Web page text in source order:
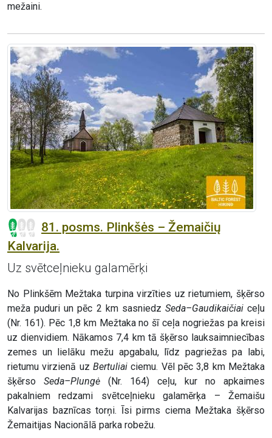
mežaini.
81. posms. Plinkšės – Žemaičių
Kalvarija.
Uz svētceļnieku galamērķi
No Plinkšēm Mežtaka turpina virzīties uz rietumiem, šķērso
meža puduri un pēc 2 km sasniedz Seda–Gaudikaičiaiceļu
(Nr. 161). Pēc 1,8 km Mežtaka no šī ceļa nogriežas pa kreisi
uz dienvidiem. Nākamos 7,4 km tā šķērso lauksaimniecības
zemes un lielāku mežu apgabalu, līdz pagriežas pa labi,
rietumu virzienā uz Bertuliai ciemu. Vēl pēc 3,8 km Mežtaka
šķērso Seda–Plungė (Nr. 164) ceļu, kur no apkaimes
pakalniem redzami svētceļnieku galamērķa – Žemaišu
Kalvarijas baznīcas torņi. Īsi pirms ciema Mežtaka šķērso
Žemaitijas Nacionālā parka robežu.